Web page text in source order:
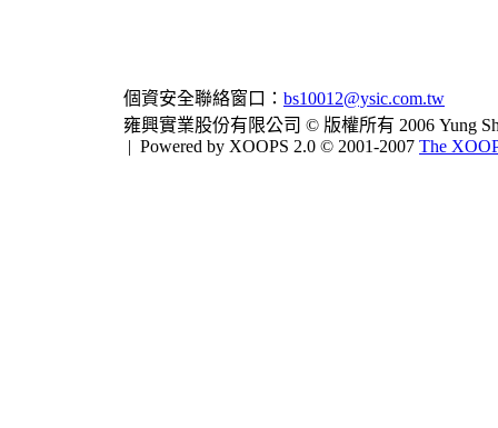
個資安全聯絡窗口： bs10012@ysic.com.tw
雍興實業股份有限公司 © 版權所有 2006 Yung
| Powered by XOOPS 2.0 © 2001-2007 The